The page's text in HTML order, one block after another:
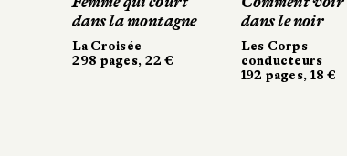
dans la montagne
La Croisée
298 pages, 22 €
dans le noir
Les Corps
conducteurs
192 pages, 18 €
dans la montagne
La Croisée
298 pages, 22 €
dans le noir
Les Corps
conducteurs
192 pages, 18 €